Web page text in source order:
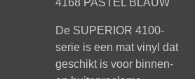
De SUPERIOR 4100-
serie is een mat vinyl dat
geschikt is voor binnen-